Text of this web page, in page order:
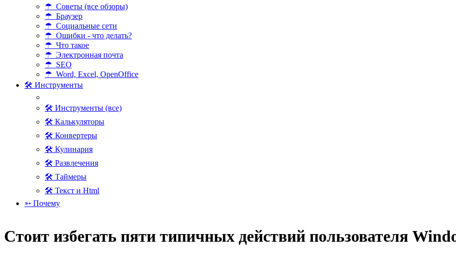
☂ Советы (все обзоры)
☂ Браузер
☂ Социальные сети
☂ Ошибки - что делать?
☂ Что такое
☂ Электронная почта
☂ SEO
☂ Word, Excel, OpenOffice
🛠 Инструменты
🛠 Инструменты (все)
🛠 Калькуляторы
🛠 Конвертеры
🛠 Кулинария
🛠 Развлечения
🛠 Таймеры
🛠 Текст и Html
➳ Почему
Стоит избегать пяти типичных действий пользователя